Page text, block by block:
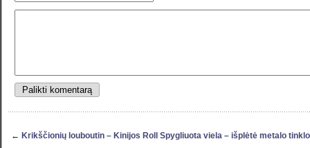
← Krikščionių louboutin – Kinijos Roll Spygliuota viela – išplėtė metalo